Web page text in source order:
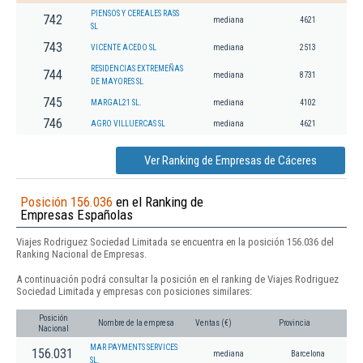
742
PIENSOS Y CEREALES RASS
SL
mediana 4621
743 VICENTE ACEDO SL mediana 2513
744
RESIDENCIAS EXTREMEÑAS
DE MAYORES SL
mediana 8731
745 MARGAL21 SL. mediana 4102
746 AGRO VILLUERCAS SL mediana 4621
Ver Ranking de Empresas de Cáceres
Posición 156.036 en el Ranking de
Empresas Españolas
Viajes Rodriguez Sociedad Limitada se encuentra en la posición 156.036 del
Ranking Nacional de Empresas.
A continuación podrá consultar la posición en el ranking de Viajes Rodriguez
Sociedad Limitada y empresas con posiciones similares:
Posición
Nacional
Nombre de la empresa Ventas (€) Provincia
156.031
MAR PAYMENTS SERVICES
SL.
mediana Barcelona